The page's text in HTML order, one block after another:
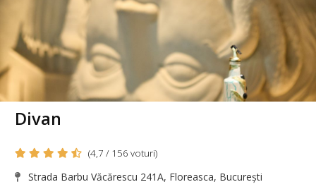
Divan
(4,7 / 156 voturi)
Strada Barbu Văcărescu 241A, Floreasca, București